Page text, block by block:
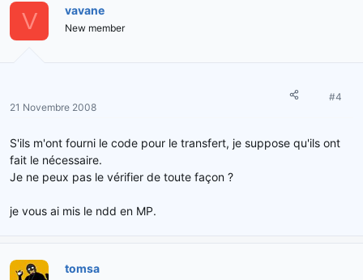
V vavane
New member
21 Novembre 2008
#4
S'ils m'ont fourni le code pour le transfert, je suppose qu'ils ont
fait le nécessaire.
Je ne peux pas le vérifier de toute façon ?
je vous ai mis le ndd en MP.
tomsa